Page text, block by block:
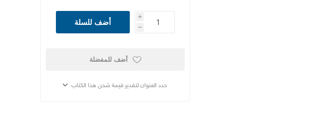
i
h
أضف للسلة
أضف للمفضلة
حدد العنوان لتقدير قيمة شحن هذا الكتاب